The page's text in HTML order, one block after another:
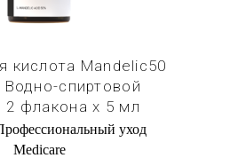
кислота Mandelic50
спиртовой
2 флакона х 5 мл
уход
Medicare